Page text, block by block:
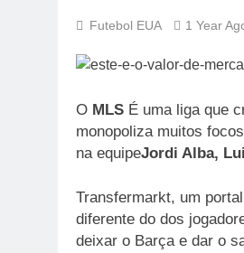
Futebol EUA 1 Year
O MLS É uma liga que
monopoliza muitos
na equipeJordi Alba,
Transfermarkt, um
diferente do dos
deixar o Barça e dar o